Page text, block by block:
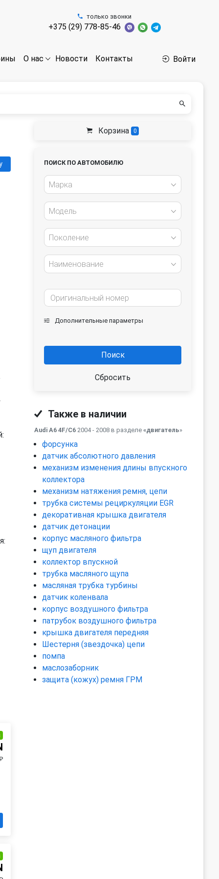
только звонки
+375 (29) 778-85-46
О нас Новости Контакты Войти
Корзина 0
ПОИСК ПО АВТОМОБИЛЮ
Марка
Модель
Поколение
Наименование
Дополнительные параметры
Поиск
Сбросить
Также в наличии
Audi A6 4F/C6 2004 - 2008 в разделе «двигатель»
форсунка
датчик абсолютного давления
механизм изменения длины впускного
коллектора
механизм натяжения ремня, цепи
трубка системы рециркуляции EGR
декоративная крышка двигателя
датчик детонации
корпус масляного фильтра
щуп двигателя
коллектор впускной
трубка масляного щупа
масляная трубка турбины
датчик коленвала
корпус воздушного фильтра
патрубок воздушного фильтра
крышка двигателя передняя
Шестерня (звездочка) цепи
помпа
маслозаборник
защита (кожух) ремня ГРМ